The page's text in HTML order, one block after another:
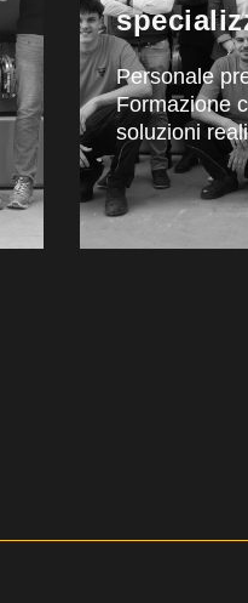
Personale
Formazione
soluzioni